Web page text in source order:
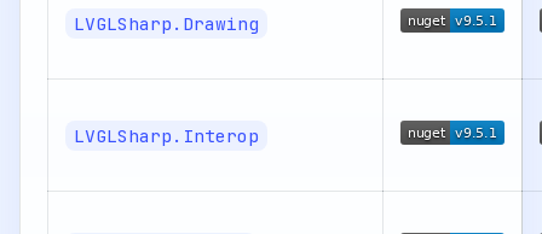
LVGLSharp.Drawing
LVGLSharp.Interop